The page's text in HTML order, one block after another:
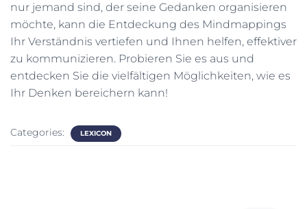
nur jemand sind, der seine Gedanken organisieren
möchte, kann die Entdeckung des Mindmappings
Ihr Verständnis vertiefen und Ihnen helfen, effektiver
zu kommunizieren. Probieren Sie es aus und
entdecken Sie die vielfältigen Möglichkeiten, wie es
Ihr Denken bereichern kann!
Categories: LEXICON